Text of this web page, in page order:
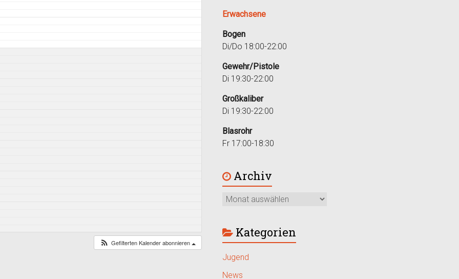
Gefilterten Kalender abonnieren
Erwachsene
Bogen
Di/Do 18:00-22:00
Gewehr/Pistole
Di 19:30-22:00
Großkaliber
Di 19:30-22:00
Blasrohr
Fr 17:00-18:30
Archiv
Kategorien
Jugend
News